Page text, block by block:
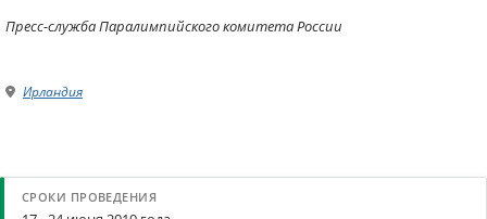
Пресс-служба Паралимпийского комитета России
Ирландия